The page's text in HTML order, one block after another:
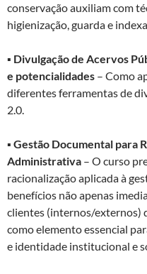
conservação auxiliam com
higienização, guarda e
▪ Divulgação de Acervos
e potencialidades – Como
diferentes ferramentas de
2.0.
▪ Gestão Documental para
Administrativa – O curso
racionalização aplicada à
benefícios não apenas
clientes (internos/externos)
como elemento essencial
e identidade institucional e